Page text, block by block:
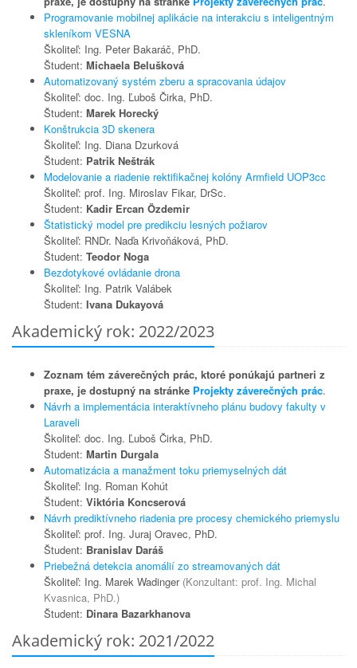
Programovanie mobilnej aplikácie na interakciu s inteligentným
skleníkom VESNA
Školiteľ: Ing. Peter Bakaráč, PhD.
Študent: Michaela Belušková
Automatizovaný systém zberu a spracovania údajov
Školiteľ: doc. Ing. Ľuboš Čirka, PhD.
Študent: Marek Horecký
Konštrukcia 3D skenera
Školiteľ: Ing. Diana Dzurková
Študent: Patrik Neštrák
Modelovanie a riadenie rektifikačnej kolóny Armfield UOP3cc
Školiteľ: prof. Ing. Miroslav Fikar, DrSc.
Študent: Kadir Ercan Özdemir
Štatistický model pre predikciu lesných požiarov
Školiteľ: RNDr. Naďa Krivoňáková, PhD.
Študent: Teodor Noga
Bezdotykové ovládanie drona
Školiteľ: Ing. Patrik Valábek
Študent: Ivana Dukayová
Akademický rok: 2022/2023
Zoznam tém záverečných prác, ktoré ponúkajú partneri z
praxe, je dostupný na stránke Projekty záverečných prác.
Návrh a implementácia interaktívneho plánu budovy fakulty v
Laraveli
Školiteľ: doc. Ing. Ľuboš Čirka, PhD.
Študent: Martin Durgala
Automatizácia a manažment toku priemyselných dát
Školiteľ: Ing. Roman Kohút
Študent: Viktória Koncserová
Návrh prediktívneho riadenia pre procesy chemického priemyslu
Školiteľ: prof. Ing. Juraj Oravec, PhD.
Študent: Branislav Daráš
Priebežná detekcia anomálií zo streamovaných dát
Školiteľ: Ing. Marek Wadinger (Konzultant: prof. Ing. Michal
Kvasnica, PhD.)
Študent: Dinara Bazarkhanova
Akademický rok: 2021/2022